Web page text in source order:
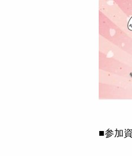
■参加